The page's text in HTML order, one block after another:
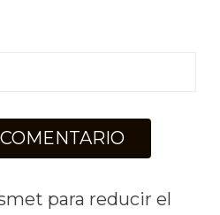
para reducir el